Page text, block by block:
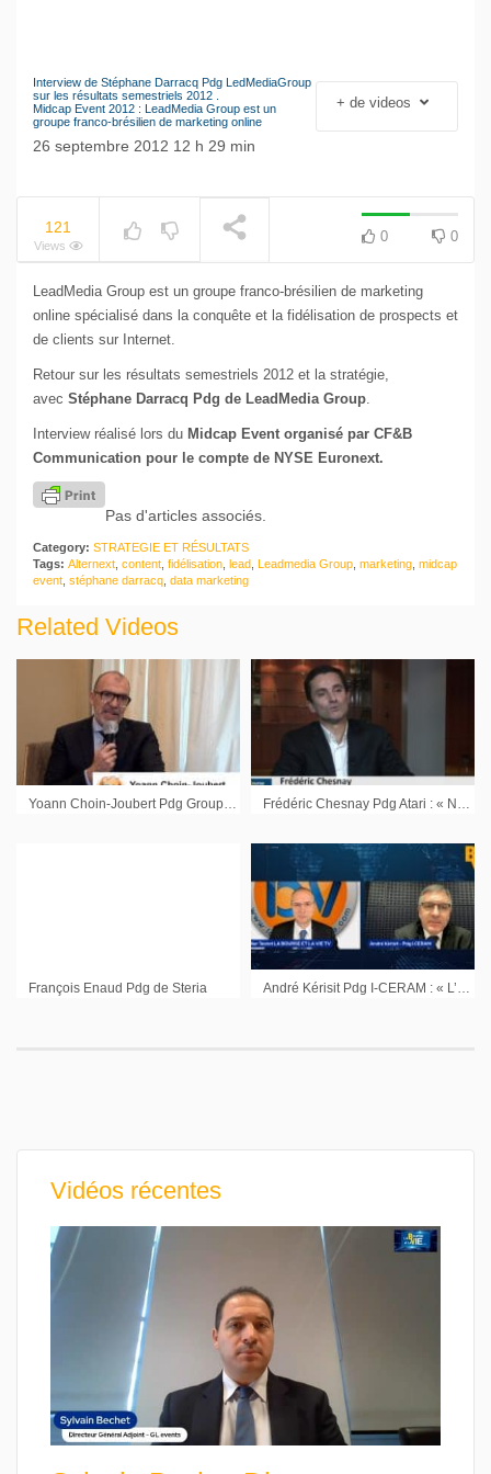
NOW PLAYING
Le séisme industriel
Volkswagen
Interview de Stéphane Darracq Pdg LedMediaGroup
sur les résultats semestriels 2012 .
Midcap Event 2012 : LeadMedia Group est un
groupe franco-brésilien de marketing online
26 septembre 2012 12 h 29 min
+ de videos
121
Views
0 0
LeadMedia Group est un groupe franco-brésilien de marketing
online spécialisé dans la conquête et la fidélisation de prospects et
de clients sur Internet.
Retour sur les résultats semestriels 2012 et la stratégie,
avec Stéphane Darracq Pdg de LeadMedia Group.
Interview réalisé lors du Midcap Event organisé par CF&B
Communication pour le compte de NYSE Euronext.
Pas d'articles associés.
Category: STRATEGIE ET RÉSULTATS
Tags: Alternext content fidélisation lead Leadmedia Group marketing midcap
event stéphane darracq data marketing
Related Videos
Yoann Choin-Joubert Pdg Groupe Réalités : « Nous sommes dans la ligne du plan 2025 » Frédéric Chesnay Pdg Atari : « Nous sommes dans une phase de croissance organique forte »
François Enaud Pdg de Steria
Vidéos récentes